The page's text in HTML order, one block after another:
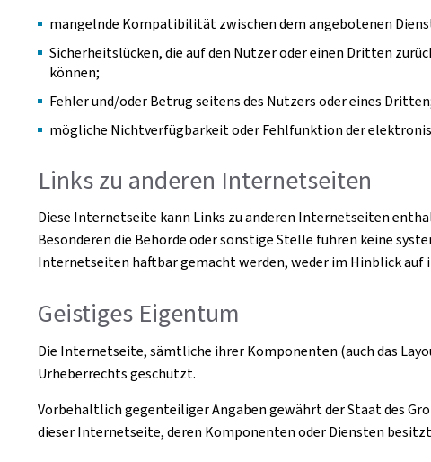
mangelnde Kompatibilität zwischen dem angebotenen
Sicherheitslücken, die auf den Nutzer oder einen Dritten
können;
Fehler und/oder Betrug seitens des Nutzers oder eines
mögliche Nichtverfügbarkeit oder Fehlfunktion der
Links zu anderen Internetseiten
Diese Internetseite kann Links zu anderen Internetseiten
Besonderen die Behörde oder sonstige Stelle führen keine
Internetseiten haftbar gemacht werden, weder im Hinblick
Geistiges Eigentum
Die Internetseite, sämtliche ihrer Komponenten (auch das
Urheberrechts geschützt.
Vorbehaltlich gegenteiliger Angaben gewährt der Staat des
dieser Internetseite, deren Komponenten oder Diensten